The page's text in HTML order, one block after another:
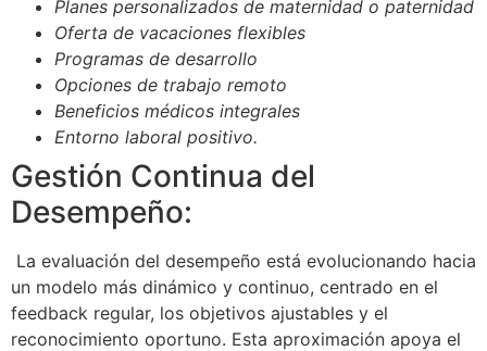
Planes personalizados de maternidad o paternidad
Oferta de vacaciones flexibles
Programas de desarrollo
Opciones de trabajo remoto
Beneficios médicos integrales
Entorno laboral positivo.
Gestión Continua del
Desempeño:
La evaluación del desempeño está evolucionando hacia
un modelo más dinámico y continuo, centrado en el
feedback regular, los objetivos ajustables y el
reconocimiento oportuno. Esta aproximación apoya el